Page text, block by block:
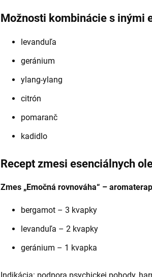
Možnosti kombinácie s inými
levanduľa
geránium
ylang-ylang
citrón
pomaranč
kadidlo
Recept zmesi esenciálnych
Zmes „Emočná rovnováha“ –
bergamot – 3 kvapky
levanduľa – 2 kvapky
geránium – 1 kvapka